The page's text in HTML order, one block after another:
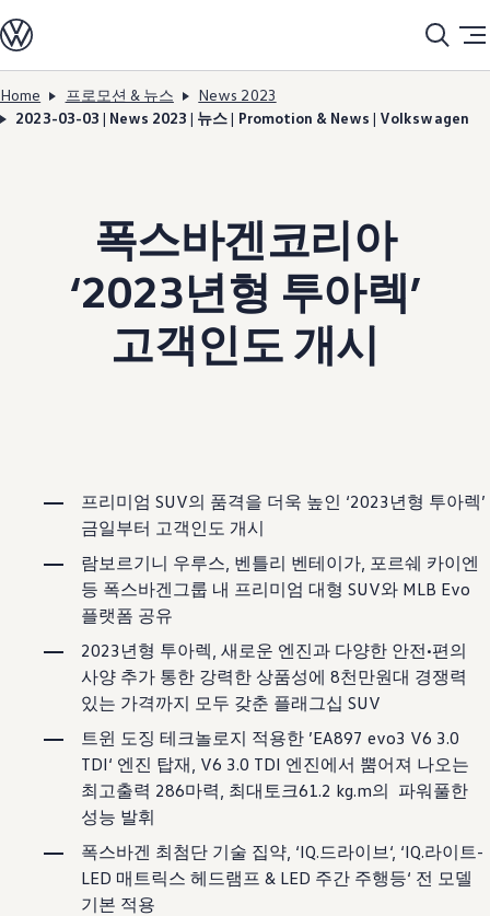
Skip to
main
Skip
to
ID. 모델
충전
ID. Technology & 배터리
폭스바겐의 전기차 전용 플랫폼 (MEB)
ID. Sound
지속 가능성
ID. 라이프 사이클 진단
재활용 공정
테크놀로지
운전자 보조 시스템
안전 및 편의 사양
오너 & 서비스
보증 연장 프로그램
모빌리티 개런티
사고차량 지원 프로그램
자기부담금 지원 프로그램
폭스바겐 순정 부품
내 차 서비스
ID 서비스
내비게이션 업데이트
장거리 운행
이전 모델
액세서리
차량용
라이프스타일
도움이 필요하신가요?
고객 지원 센터
사고 고장 가이드
FAQ
뉴스
이달의 프로모션
폭스바겐 인증 중고차
Home 프로모션 & 뉴스
News 2023
2023-03-03 | News 2023 | 뉴스 | Promotion & News | Volkswagen
폭스바겐코리아
‘2023년형 투아렉’
고객인도 개시
프리미엄 SUV의 품격을 더욱 높인 ‘2023년형 투아렉’
금일부터 고객인도 개시
람보르기니 우루스, 벤틀리 벤테이가, 포르쉐 카이엔
등 폭스바겐그룹 내 프리미엄 대형 SUV와 MLB Evo
플랫폼 공유
2023년형 투아렉, 새로운 엔진과 다양한 안전•편의
사양 추가 통한 강력한 상품성에 8천만원대 경쟁력
있는 가격까지 모두 갖춘 플래그십 SUV
트윈 도징 테크놀로지 적용한 ’EA897 evo3 V6 3.0
TDI‘ 엔진 탑재, V6 3.0 TDI 엔진에서 뿜어져 나오는
최고출력 286마력, 최대토크61.2 kg.m의 파워풀한
성능 발휘
폭스바겐 최첨단 기술 집약, ‘IQ.드라이브‘, ‘IQ.라이트-
LED 매트릭스 헤드램프 & LED 주간 주행등‘ 전 모델
기본 적용